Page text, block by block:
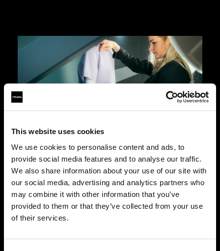
This website uses cookies
We use cookies to personalise content and ads, to
provide social media features and to analyse our traffic.
We also share information about your use of our site with
our social media, advertising and analytics partners who
may combine it with other information that you’ve
provided to them or that they’ve collected from your use
of their services.
Fotografia su manichino
Profoto StyleShoots Vertical ti offre immagini
coerenti e prive di sfondo in modo rapido e
semplice. Ai marchi in cerca di libertà creativa la
nostra soluzione personalizzabile offre
possibilità di light shaping senza eguali,
consentendo di creare immagini memorabili in